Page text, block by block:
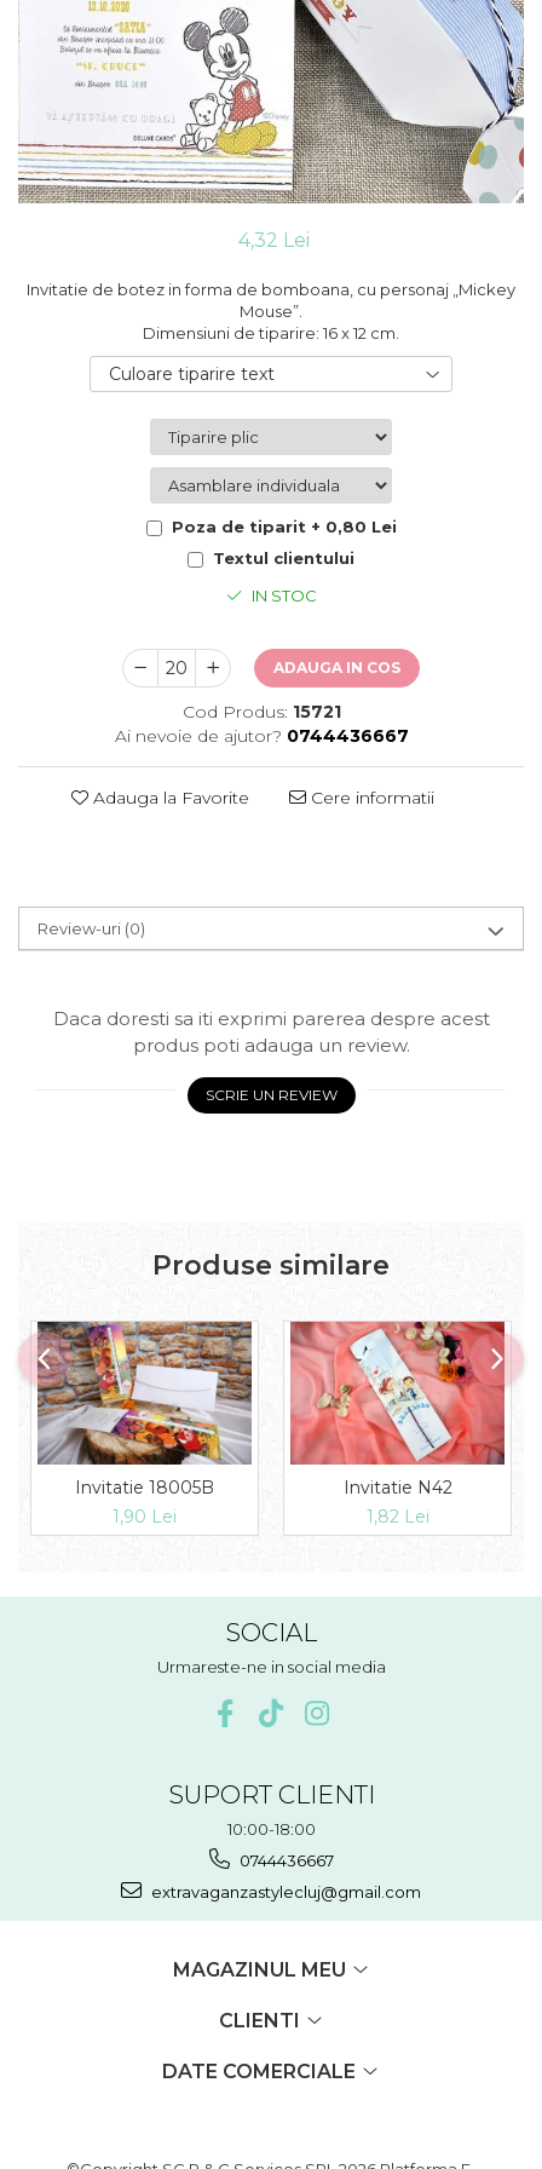
Pungi si cutii prajituri
Sticle si borcane
Cutii flori de hartie
Cutii flori de sapun
Cutii flori mixte
Aranjamente tematice
2025 Craciun
1 Martie
Toamna și Halloween
Buchete extravagante
HOME & OFFICE Deco
4,32 Lei
Invitatie de botez in forma de bomboana, cu personaj „Mickey
Mouse”.
Dimensiuni de tiparire: 16 x 12 cm.
Culoare tiparire text
Poza de tiparit + 0,80 Lei
Textul clientului
IN STOC
ADAUGA IN COS
Cod Produs: 15721
Ai nevoie de ajutor? 0744436667
Adauga la Favorite Cere informatii
Review-uri (0)
Daca doresti sa iti exprimi parerea despre acest
produs poti adauga un review.
SCRIE UN REVIEW
Produse similare
Invitatie 18005B
1,90 Lei
Invitatie N42
1,82 Lei
SOCIAL
Urmareste-ne in social media
SUPORT CLIENTI
10:00-18:00
0744436667
extravaganzastylecluj@gmail.com
MAGAZINUL MEU
CLIENTI
DATE COMERCIALE